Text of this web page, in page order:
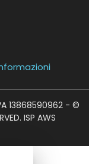
13868590962 - ©
ISP AWS